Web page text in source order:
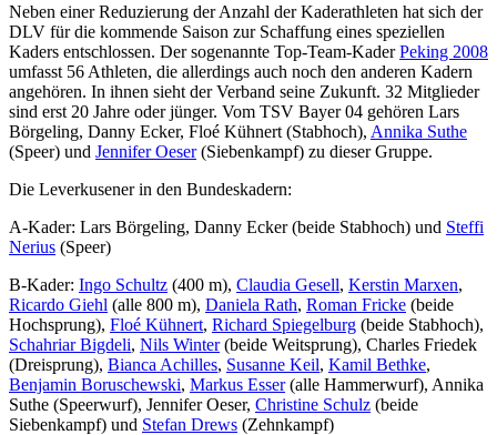
Neben einer Reduzierung der Anzahl der Kaderathleten hat sich der
DLV für die kommende Saison zur Schaffung eines speziellen
Kaders entschlossen. Der sogenannte Top-Team-KaderPeking 2008
umfasst 56 Athleten, die allerdings auch noch den anderen Kadern
angehören. In ihnen sieht der Verband seine Zukunft. 32 Mitglieder
sind erst 20 Jahre oder jünger. Vom TSV Bayer 04 gehören Lars
Börgeling, Danny Ecker, Floé Kühnert (Stabhoch), Annika Suthe
(Speer) und Jennifer Oeser(Siebenkampf) zu dieser Gruppe.
Die Leverkusener in den Bundeskadern:
A-Kader: Lars Börgeling, Danny Ecker (beide Stabhoch) und Steffi
Nerius (Speer)
B-Kader: Ingo Schultz (400 m), Claudia Gesell, Kerstin Marxen,
Ricardo Giehl (alle 800 m), Daniela Rath, Roman Fricke (beide
Hochsprung), Floé Kühnert, Richard Spiegelburg (beide Stabhoch),
Schahriar Bigdeli, Nils Winter(beide Weitsprung), Charles Friedek
(Dreisprung), Bianca Achilles, Susanne Keil, Kamil Bethke,
Benjamin Boruschewski, Markus Esser(alle Hammerwurf), Annika
Suthe (Speerwurf), Jennifer Oeser, Christine Schulz (beide
Siebenkampf) und Stefan Drews (Zehnkampf)